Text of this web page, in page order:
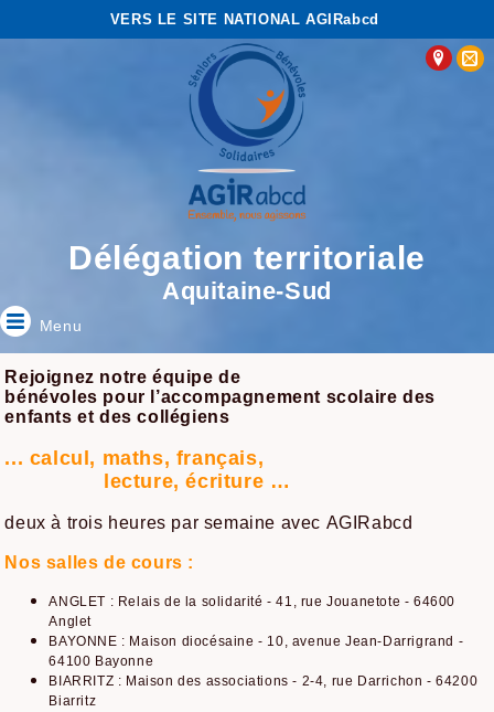
VERS LE SITE NATIONAL AGIRabcd
Délégation territoriale
Aquitaine-Sud
Menu
Rejoignez notre équipe de
bénévoles pour l’accompagnement scolaire des
enfants et des collégiens
... calcul, maths, français,
lecture, écriture …
deux à trois heures par semaine avec AGIRabcd
Nos salles de cours :
ANGLET : Relais de la solidarité - 41, rue Jouanetote - 64600
Anglet
BAYONNE : Maison diocésaine - 10, avenue Jean-Darrigrand -
64100 Bayonne
BIARRITZ : Maison des associations - 2-4, rue Darrichon - 64200
Biarritz